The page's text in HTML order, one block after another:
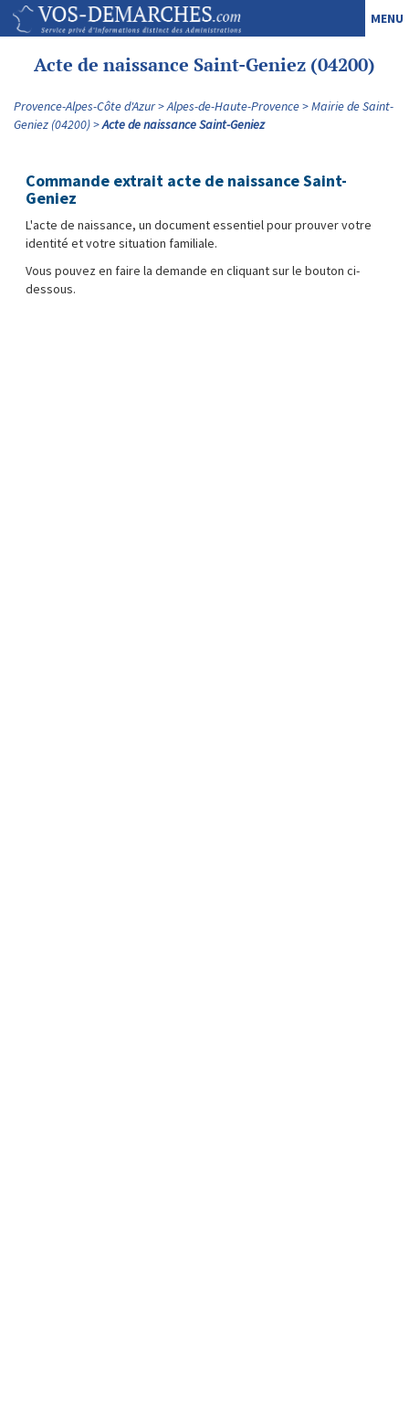
MENU
Acte de naissance Saint-Geniez (04200)
Provence-Alpes-Côte d'Azur Alpes-de-Haute-Provence
Mairie de Saint-
Geniez (04200)
Acte de naissance Saint-Geniez
Commande extrait acte de naissance Saint-
Geniez
L'acte de naissance, un document essentiel pour prouver votre
identité et votre situation familiale.
Vous pouvez en faire la demande en cliquant sur le bouton ci-
dessous.